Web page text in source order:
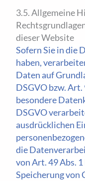
3.5. Allgemeine
dieser Website
Sofern Sie in die
haben,
Daten auf
DSGVO bzw. Art.
besondere
DSGVO
ausdrücklichen
die
von Art. 49 Abs.
Speicherung von